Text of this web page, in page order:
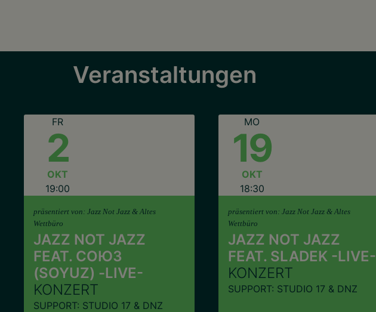
Veranstaltungen
FR
2
OKT
19:00
präsentiert von: Jazz Not Jazz & Altes
Wettbüro
JAZZ NOT JAZZ
FEAT. СОЮЗ
(SOYUZ) -LIVE-
KONZERT
SUPPORT: STUDIO 17 & DNZ
MO
19
OKT
18:30
präsentiert von: Jazz Not Jazz & Altes
Wettbüro
JAZZ NOT JAZZ
FEAT. SLADEK -LIVE-
KONZERT
SUPPORT: STUDIO 17 & DNZ